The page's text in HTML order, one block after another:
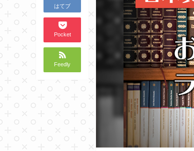
はてブ
Pocket
Feedly